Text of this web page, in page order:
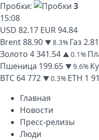
Пробки:
3
15:08
USD 82.17 EUR94.84
Brent88.90 ▼ 8.3% Газ 2.81
Золото 4 341.54 ▲ 0.1%
Пшеница 199.65 ▼ 9.6%
BTC 64 772 ▼ 0.3% ETH 1
Главная
Новости
Пресс-релизы
Люди